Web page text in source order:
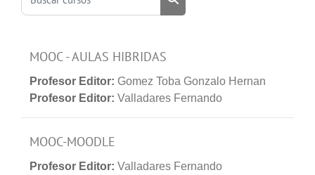
Buscar cursos
MOOC - AULAS HIBRIDAS
Profesor Editor: Gomez Toba Gonzalo Hernan
Profesor Editor: Valladares Fernando
MOOC-MOODLE
Profesor Editor: Valladares Fernando